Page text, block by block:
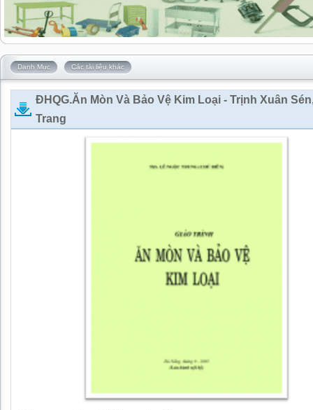
Danh Mục Các tài liệu khác
ĐHQG.Ăn Mòn Và Bảo Vệ Kim Loại - Trịnh Xuân
Trang